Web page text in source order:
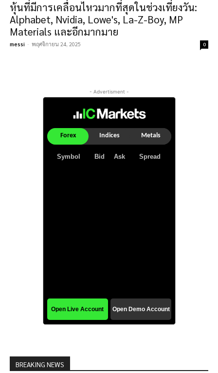
หุ้นที่มีการเคลื่อนไหวมากที่สุดในช่วงเที่ยงวัน:
Alphabet, Nvidia, Lowe's, La-Z-Boy, MP
Materials และอีกมากมาย
messi - พฤศจิกายน 24, 2025 0
- Advertisment -
BREAKING NEWS